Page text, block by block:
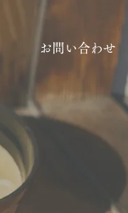
お問い合わせ